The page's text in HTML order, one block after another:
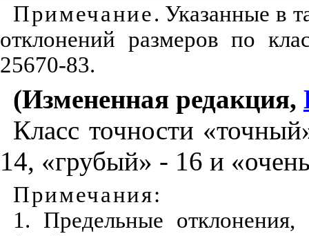
Примечание. Указанные в
отклонений размеров по
25670-83.
(Измененная редакция,
Класс точности
14, «грубый» - 16 и «очен
Примечания:
1. Предельные отклонения,